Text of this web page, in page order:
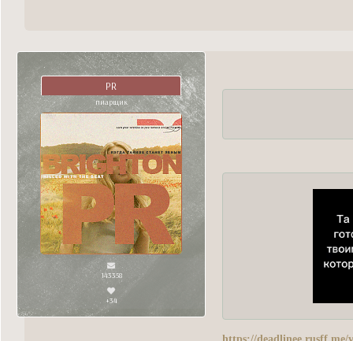
PR
пиарщик
143358
+34